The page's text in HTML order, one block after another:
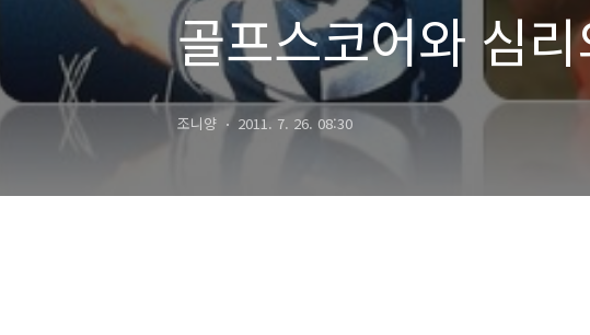
골프스코어와 심
조니양 2011. 7. 26. 08:30